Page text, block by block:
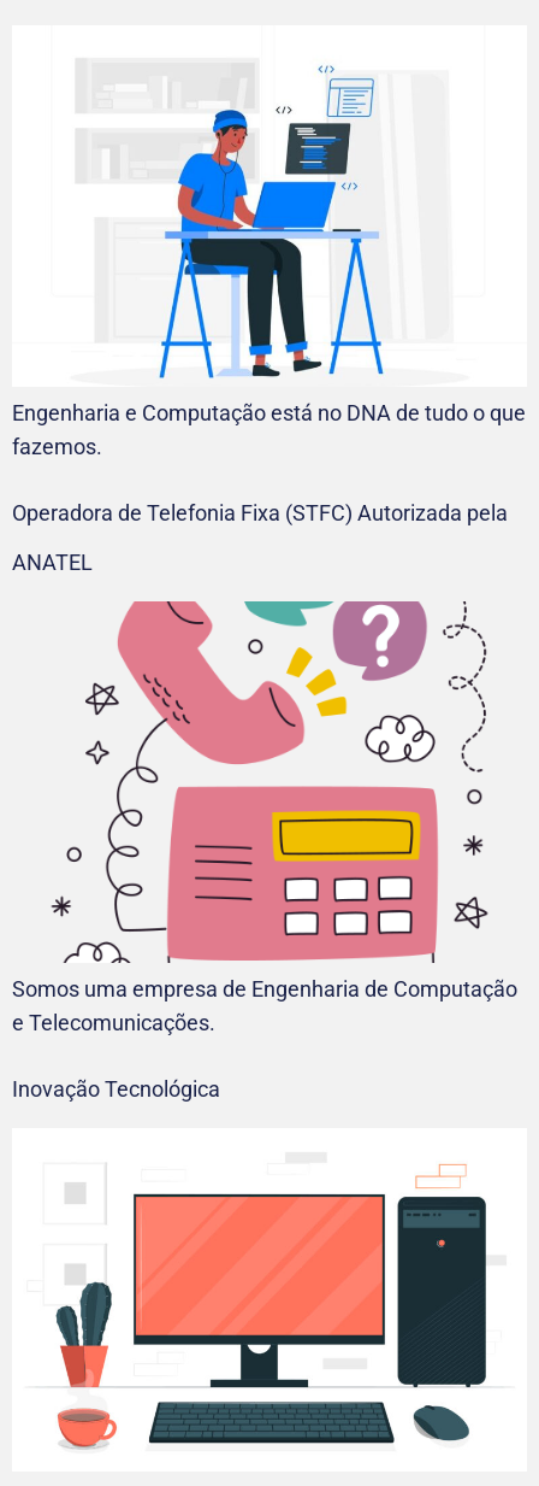
Engenharia e Computação está no DNA de tudo o que
fazemos.
Operadora de Telefonia Fixa (STFC) Autorizada pela
ANATEL
Somos uma empresa de Engenharia de Computação
e Telecomunicações.
Inovação Tecnológica